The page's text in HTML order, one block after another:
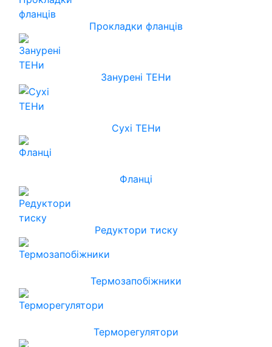
Прокладки фланців
Занурені ТЕНи
Сухі ТЕНи
Фланці
Редуктори тиску
Термозапобіжники
Терморегулятори